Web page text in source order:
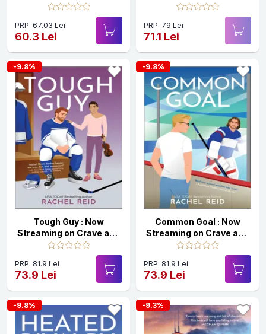
PRP: 67.03 Lei
60.3 Lei
PRP: 79 Lei
71.1 Lei
-9.8%
Tough Guy : Now
Streaming on Crave and
HBO Max
PRP: 81.9 Lei
73.9 Lei
-9.8%
Common Goal : Now
Streaming on Crave and
HBO Max
PRP: 81.9 Lei
73.9 Lei
-9.8% -9.3%